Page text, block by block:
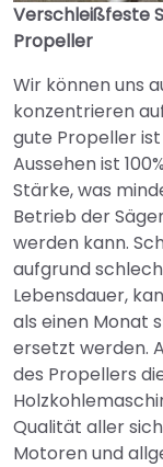
Verschleißfeste
Propeller
Wir können uns
konzentrieren
gute Propeller
Aussehen ist
Stärke, was
Betrieb der
werden kann.
aufgrund
Lebensdauer,
als einen Monat
ersetzt werden.
des Propellers
Qualität aller
Motoren und